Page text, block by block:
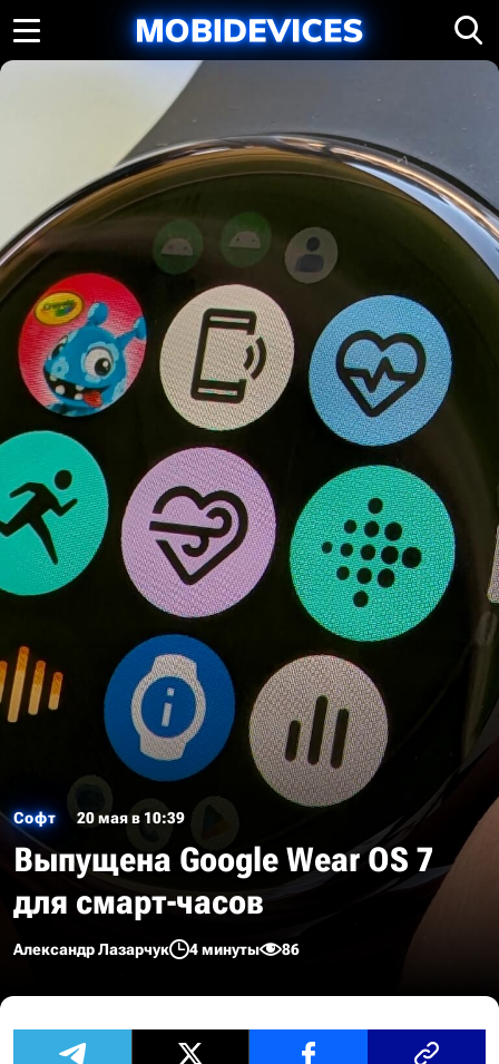
Софт 20 мая в 10:39
Выпущена Google Wear OS 7
для смарт-часов
Александр Лазарчук 4 минуты 86